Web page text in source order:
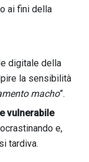
ai fini della
digitale della
la sensibilità
macho”.
vulnerabile
e,
tardiva.